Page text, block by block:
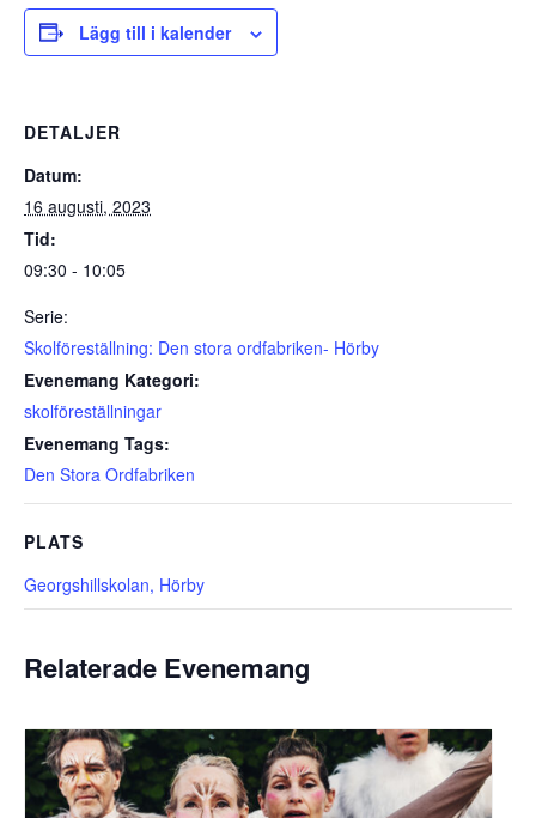
Lägg till i kalender
DETALJER
Datum:
16 augusti, 2023
Tid:
09:30 - 10:05
Serie:
Skolföreställning: Den stora ordfabriken- Hörby
Evenemang Kategori:
skolföreställningar
Evenemang Tags:
Den Stora Ordfabriken
PLATS
Georgshillskolan, Hörby
Relaterade Evenemang